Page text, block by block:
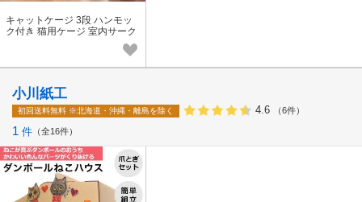
キャットケージ 3段 ハンモッ
ク付き 猫用ケージ 室内サーク
ル キャットタワー ペット家具
小川紙工
初回送料無料 ※北海道・沖縄・離島を除く 4.6 （6件）
1 件 全16件